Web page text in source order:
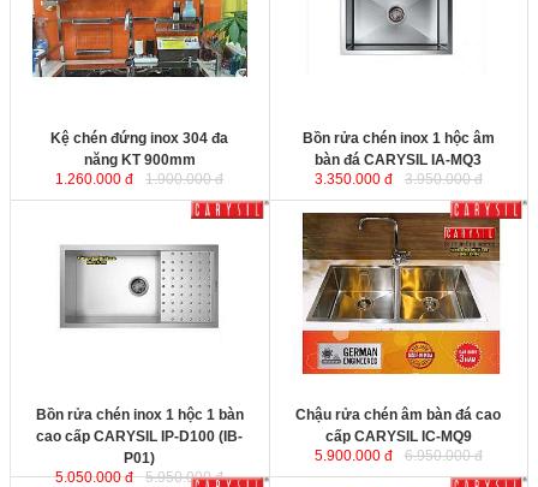
Kích thước
Kệ chén đứng inox 304 đa
năng KT 900mm
1.260.000 đ
1.900.000 đ
xuất tại Ấn Độ trên dây chuyền
công nghệ Đức. Sản phẩm được
chế tạo bán thủ công tỉ mỉ từng chi
Bồn rửa chén inox 1 hộc âm
bàn đá CARYSIL IA-MQ3
3.350.000 đ
3.950.000 đ
Bồn rửa chén inox 1 hộc 1 bàn
cao cấp CARYSIL IP-D100 (IB-
với chất liệu inox SUS304 cao
cấp được sản xuất tại Ấn Độ trên
dây chuyền công nghệ Đức. Sản
phẩm được chế tạo bán thủ công tỉ
Bồn rửa chén inox 1 hộc 1 bàn
cao cấp CARYSIL IP-D100 (IB-
P01)
5.050.000 đ
5.950.000 đ
Chậu rửa chén âm bàn đá cao
cấp CARYSIL IC-MQ9
với chất liệu
inox SUS304 cao cấp được sản
xuất tại Ấn Độ trên dây chuyền
công nghệ Đức. Sản phẩm được
chế tạo bán thủ công tỉ mỉ từng chi
tiết cho sản phẩm sang trọng và
đẳng cấp.
Chậu rửa chén âm bàn đá cao
cấp CARYSIL IC-MQ9
5.900.000 đ
6.950.000 đ